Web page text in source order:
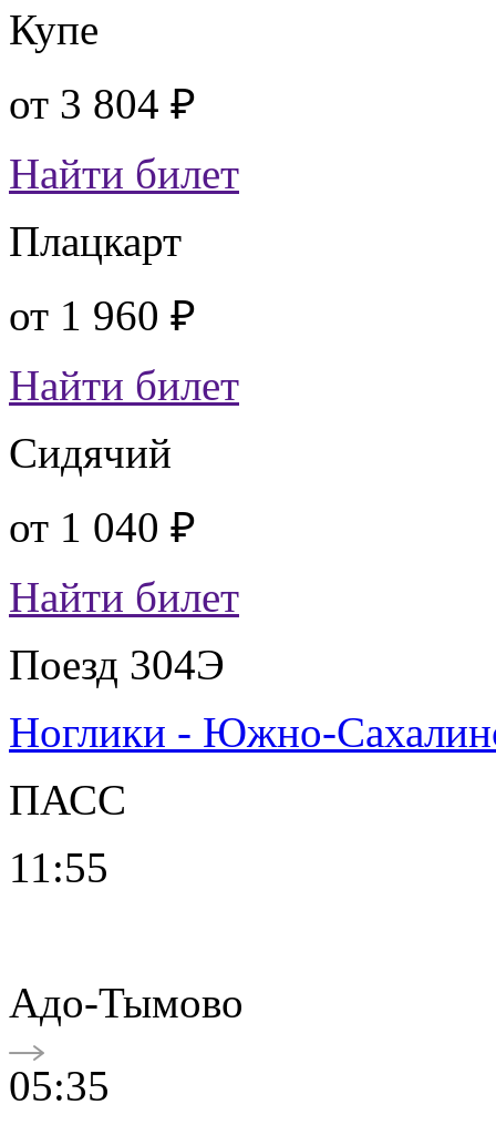
Купе
от 3 804 ₽
Найти билет
Плацкарт
от 1 960 ₽
Найти билет
Сидячий
от 1 040 ₽
Найти билет
Поезд 304Э
Ноглики - Южно-
ПАСС
11:55
Адо-Тымово
05:35